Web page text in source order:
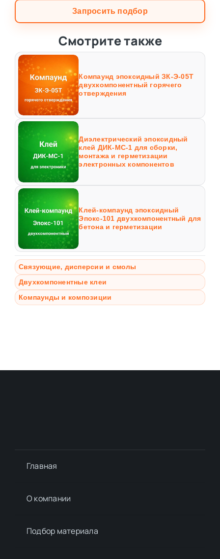
Запросить подбор
Смотрите также
Компаунд эпоксидный ЗК-Э-05Т
двухкомпонентный горячего
отверждения
Диэлектрический эпоксидный
клей ДИК-МС-1 для сборки,
монтажа и герметизации
электронных компонентов
Клей-компаунд эпоксидный
Эпокс-101 двухкомпонентный для
бетона и герметизации
Связующие, дисперсии и смолы
Двухкомпонентные клеи
Компаунды и композиции
Главная
О компании
Подбор материалa